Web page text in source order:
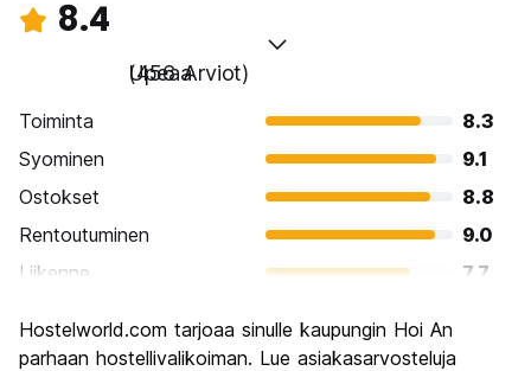
8.4
Upeaa
(456 Arviot)
Toiminta
8.3
Syominen
9.1
Ostokset
8.8
Rentoutuminen
9.0
Liikenne
7.7
Kulttuuri
Hostelworld.com tarjoaa sinulle kaupungin Hoi An
parhaan hostellivalikoiman. Lue asiakasarvosteluja